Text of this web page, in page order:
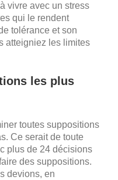
vivre avec un stress
qui le rendent
tolérance et son
atteigniez les limites
les plus
toutes suppositions
Ce serait de toute
plus de 24 décisions
des suppositions.
devions, en